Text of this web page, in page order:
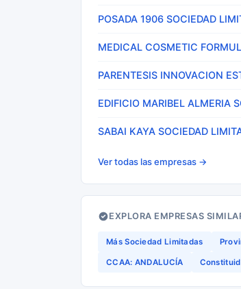
POSADA 1906 SOCIEDAD
MEDICAL COSMETIC
PARENTESIS INNOVACION
EDIFICIO MARIBEL ALMERIA
SABAI KAYA SOCIEDAD
Ver todas las empresas →
EXPLORA EMPRESAS
Más Sociedad Limitadas
CCAA: ANDALUCÍA